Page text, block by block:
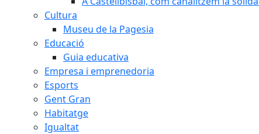
Cultura
Museu de la Pagesia
Educació
Guia educativa
Empresa i emprenedoria
Esports
Gent Gran
Habitatge
Igualtat